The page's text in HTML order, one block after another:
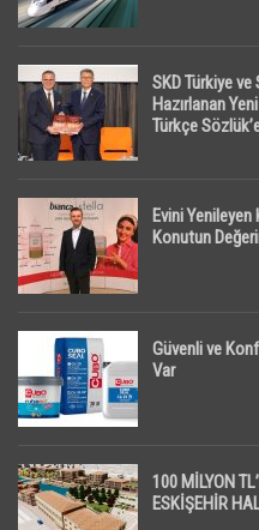
SKD Türkiye
Hazırlanan
Türkçe
Evini Yenileyen
Konutun
Güvenli ve
Var
100 MİLYON
ESKİŞEHİR